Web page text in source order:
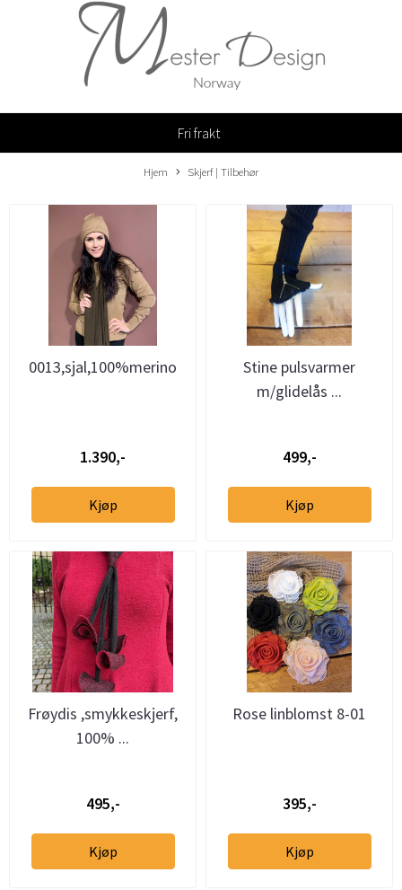
Fri frakt
Hjem Skjerf | Tilbehør
0013,sjal,100%merino
1.390,-
Kjøp
Stine pulsvarmer
m/glidelås ...
499,-
Kjøp
Frøydis ,smykkeskjerf,
100% ...
495,-
Kjøp
Rose linblomst 8-01
395,-
Kjøp